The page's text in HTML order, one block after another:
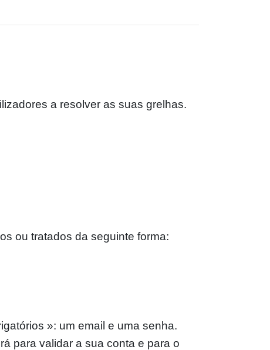
a resolver as suas grelhas.
ou tratados da seguinte forma:
»: um email e uma senha.
para validar a sua conta e para o